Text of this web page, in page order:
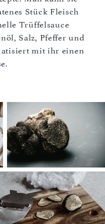
Stück Fleisch
Trüffelsauce
Salz, Pfeffer und
mit ihr einen